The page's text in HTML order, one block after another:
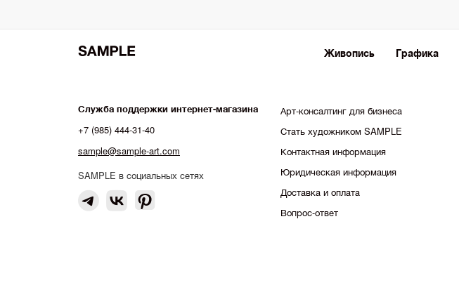
Живопись Графика
Служба поддержки интернет-магазина
+7 (985) 444-31-40
sample@sample-art.com
SAMPLE в социальных сетях
Арт-консалтинг для бизнеса
Стать художником SAMPLE
Контактная информация
Юридическая информация
Доставка и оплата
Вопрос-ответ